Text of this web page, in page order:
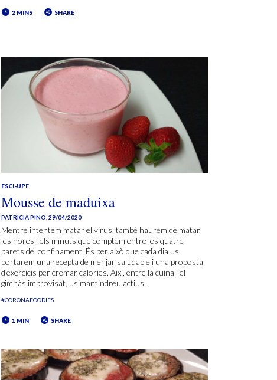
2 MINS SHARE
ESCI-UPF
Mousse de maduixa
PATRICIA PINO 29/04/2020
Mentre intentem matar el virus, també haurem de matar
les hores i els minuts que comptem entre les quatre
parets del confinament. És per això que cada dia us
portarem una recepta de menjar saludable i una proposta
d’exercicis per cremar calories. Així, entre la cuina i el
gimnàs improvisat, us mantindreu actius.
#CORONAFOODIES
1 MIN SHARE